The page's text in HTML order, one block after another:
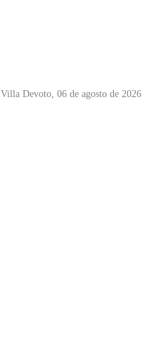
Villa Devoto, 06 de agosto de 2026